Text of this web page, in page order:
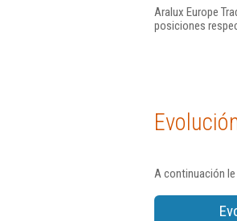
Aralux Europe
posiciones
A continuación le